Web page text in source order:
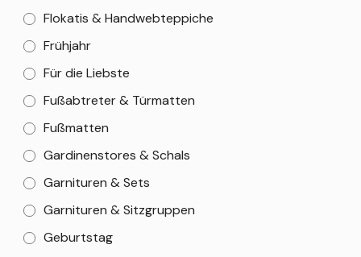
Flokatis & Handwebteppiche
Frühjahr
Für die Liebste
Fußabtreter & Türmatten
Fußmatten
Gardinenstores & Schals
Garnituren & Sets
Garnituren & Sitzgruppen
Geburtstag